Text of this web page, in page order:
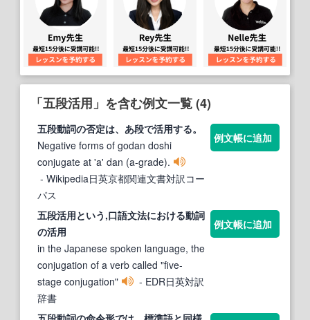
「五段活用」を含む例文一覧 (4)
五段動詞の否定は、あ段で活用する。
Negative forms of godan doshi
conjugate at 'a' dan (a-grade).
- Wikipedia日英京都関連文書対訳コー
パス
例文帳に追加
五段活用という,口語文法における動詞
の活用
in the Japanese spoken language, the
conjugation of a verb called "five-
stage conjugation"
- EDR日英対訳
辞書
例文帳に追加